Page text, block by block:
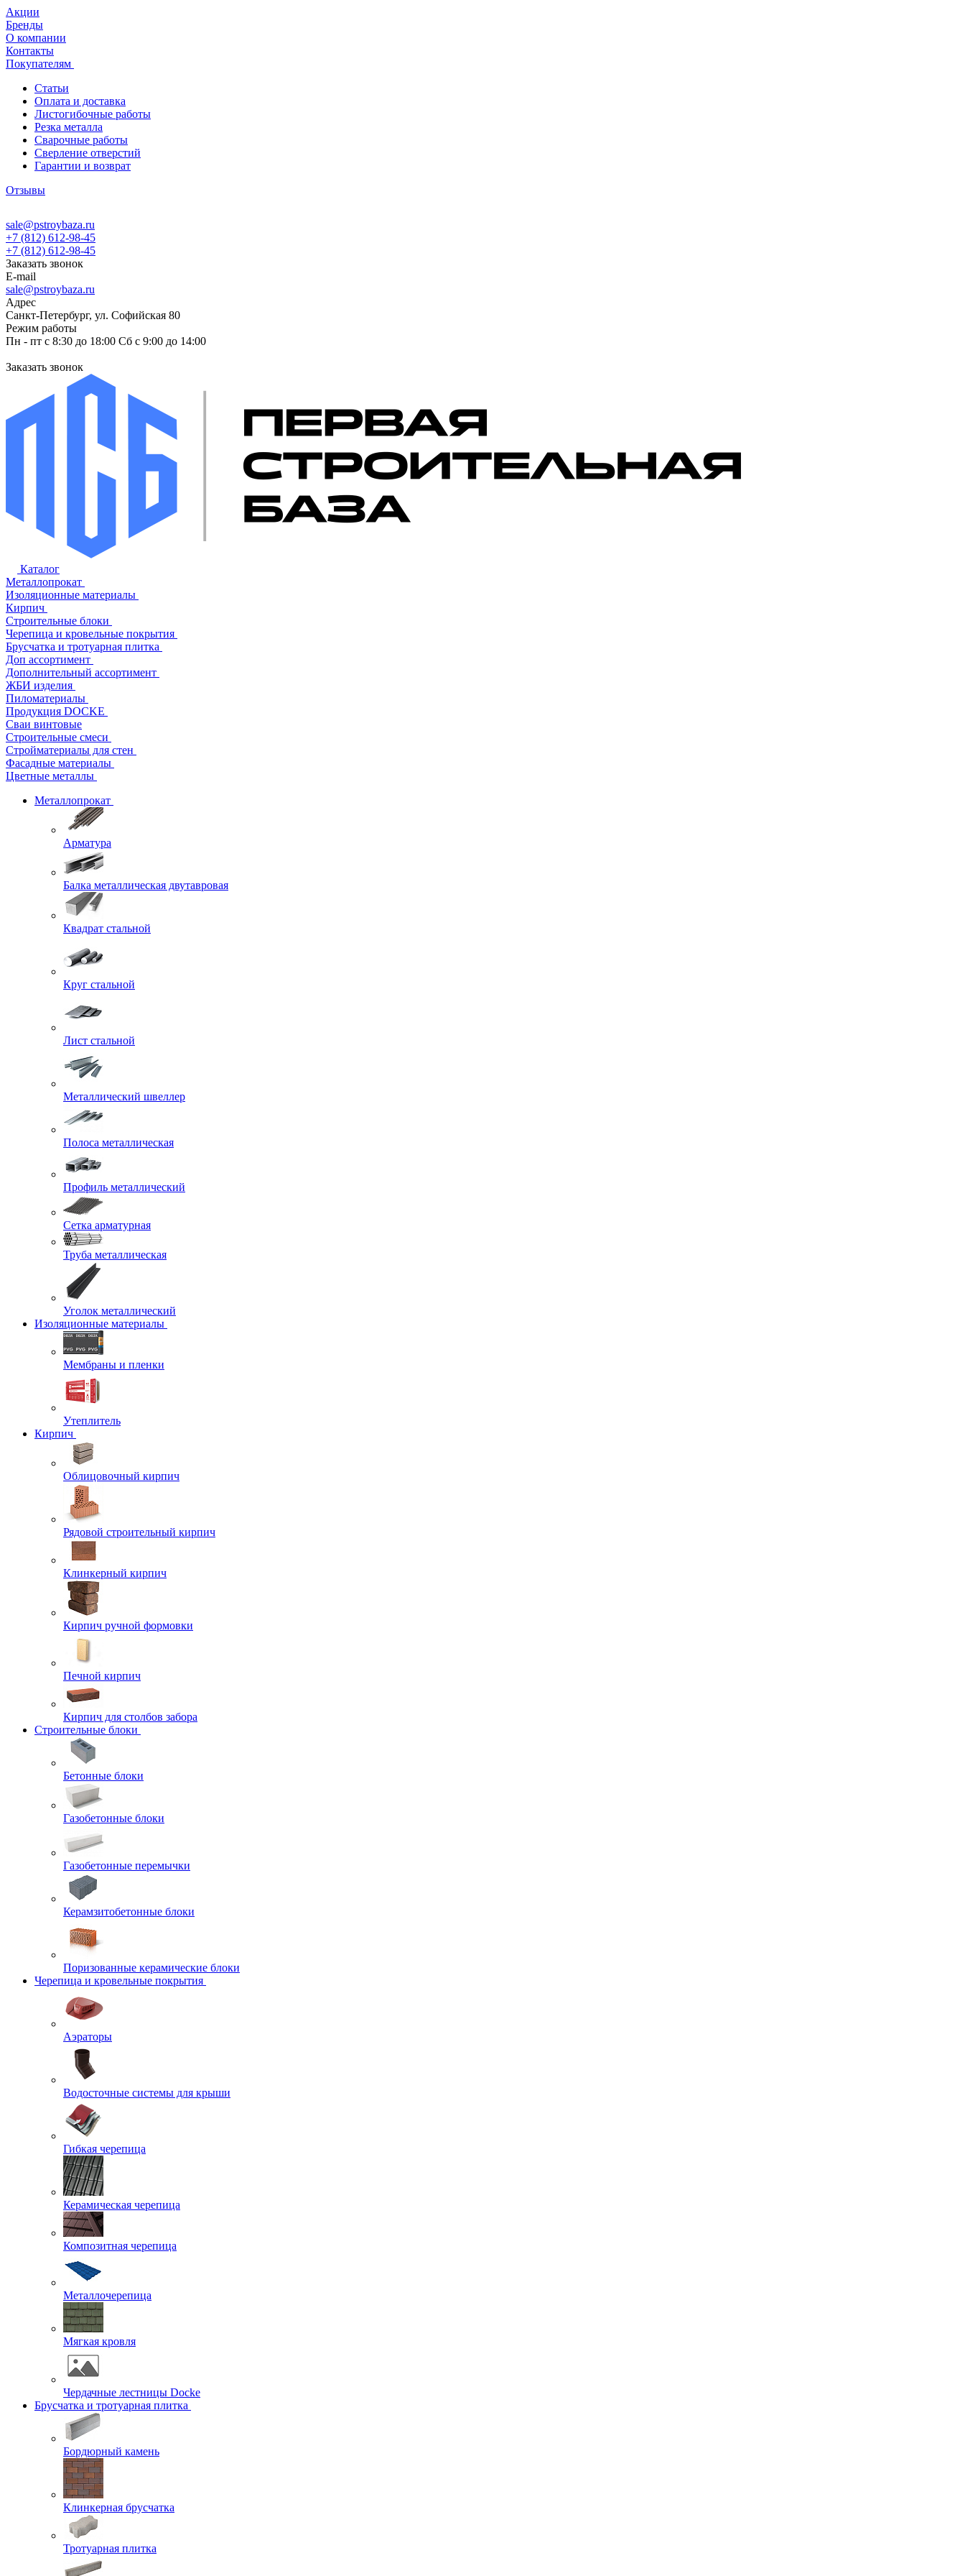
Акции
Бренды
О компании
Контакты
Покупателям
Статьи
Оплата и доставка
Листогибочные работы
Резка металла
Сварочные работы
Сверление отверстий
Гарантии и возврат
Отзывы
sale@pstroybaza.ru
+7 (812) 612-98-45
+7 (812) 612-98-45
Заказать звонок
E-mail
sale@pstroybaza.ru
Адрес
Санкт-Петербург, ул. Софийская 80
Режим работы
Пн - пт с 8:30 до 18:00 Сб с 9:00 до 14:00
Заказать звонок
Каталог
Металлопрокат
Изоляционные материалы
Кирпич
Строительные блоки
Черепица и кровельные покрытия
Брусчатка и тротуарная плитка
Доп ассортимент
Дополнительный ассортимент
ЖБИ изделия
Пиломатериалы
Продукция DOCKE
Сваи винтовые
Строительные смеси
Стройматериалы для стен
Фасадные материалы
Цветные металлы
Металлопрокат
Арматура
Балка металлическая двутавровая
Квадрат стальной
Круг стальной
Лист стальной
Металлический швеллер
Полоса металлическая
Профиль металлический
Сетка арматурная
Труба металлическая
Уголок металлический
Изоляционные материалы
Мембраны и пленки
Утеплитель
Кирпич
Облицовочный кирпич
Рядовой строительный кирпич
Клинкерный кирпич
Кирпич ручной формовки
Печной кирпич
Кирпич для столбов забора
Строительные блоки
Бетонные блоки
Газобетонные блоки
Газобетонные перемычки
Керамзитобетонные блоки
Поризованные керамические блоки
Черепица и кровельные покрытия
Аэраторы
Водосточные системы для крыши
Гибкая черепица
Керамическая черепица
Композитная черепица
Металлочерепица
Мягкая кровля
Чердачные лестницы Docke
Брусчатка и тротуарная плитка
Бордюрный камень
Клинкерная брусчатка
Тротуарная плитка